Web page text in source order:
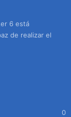
6 está
de realizar el
0